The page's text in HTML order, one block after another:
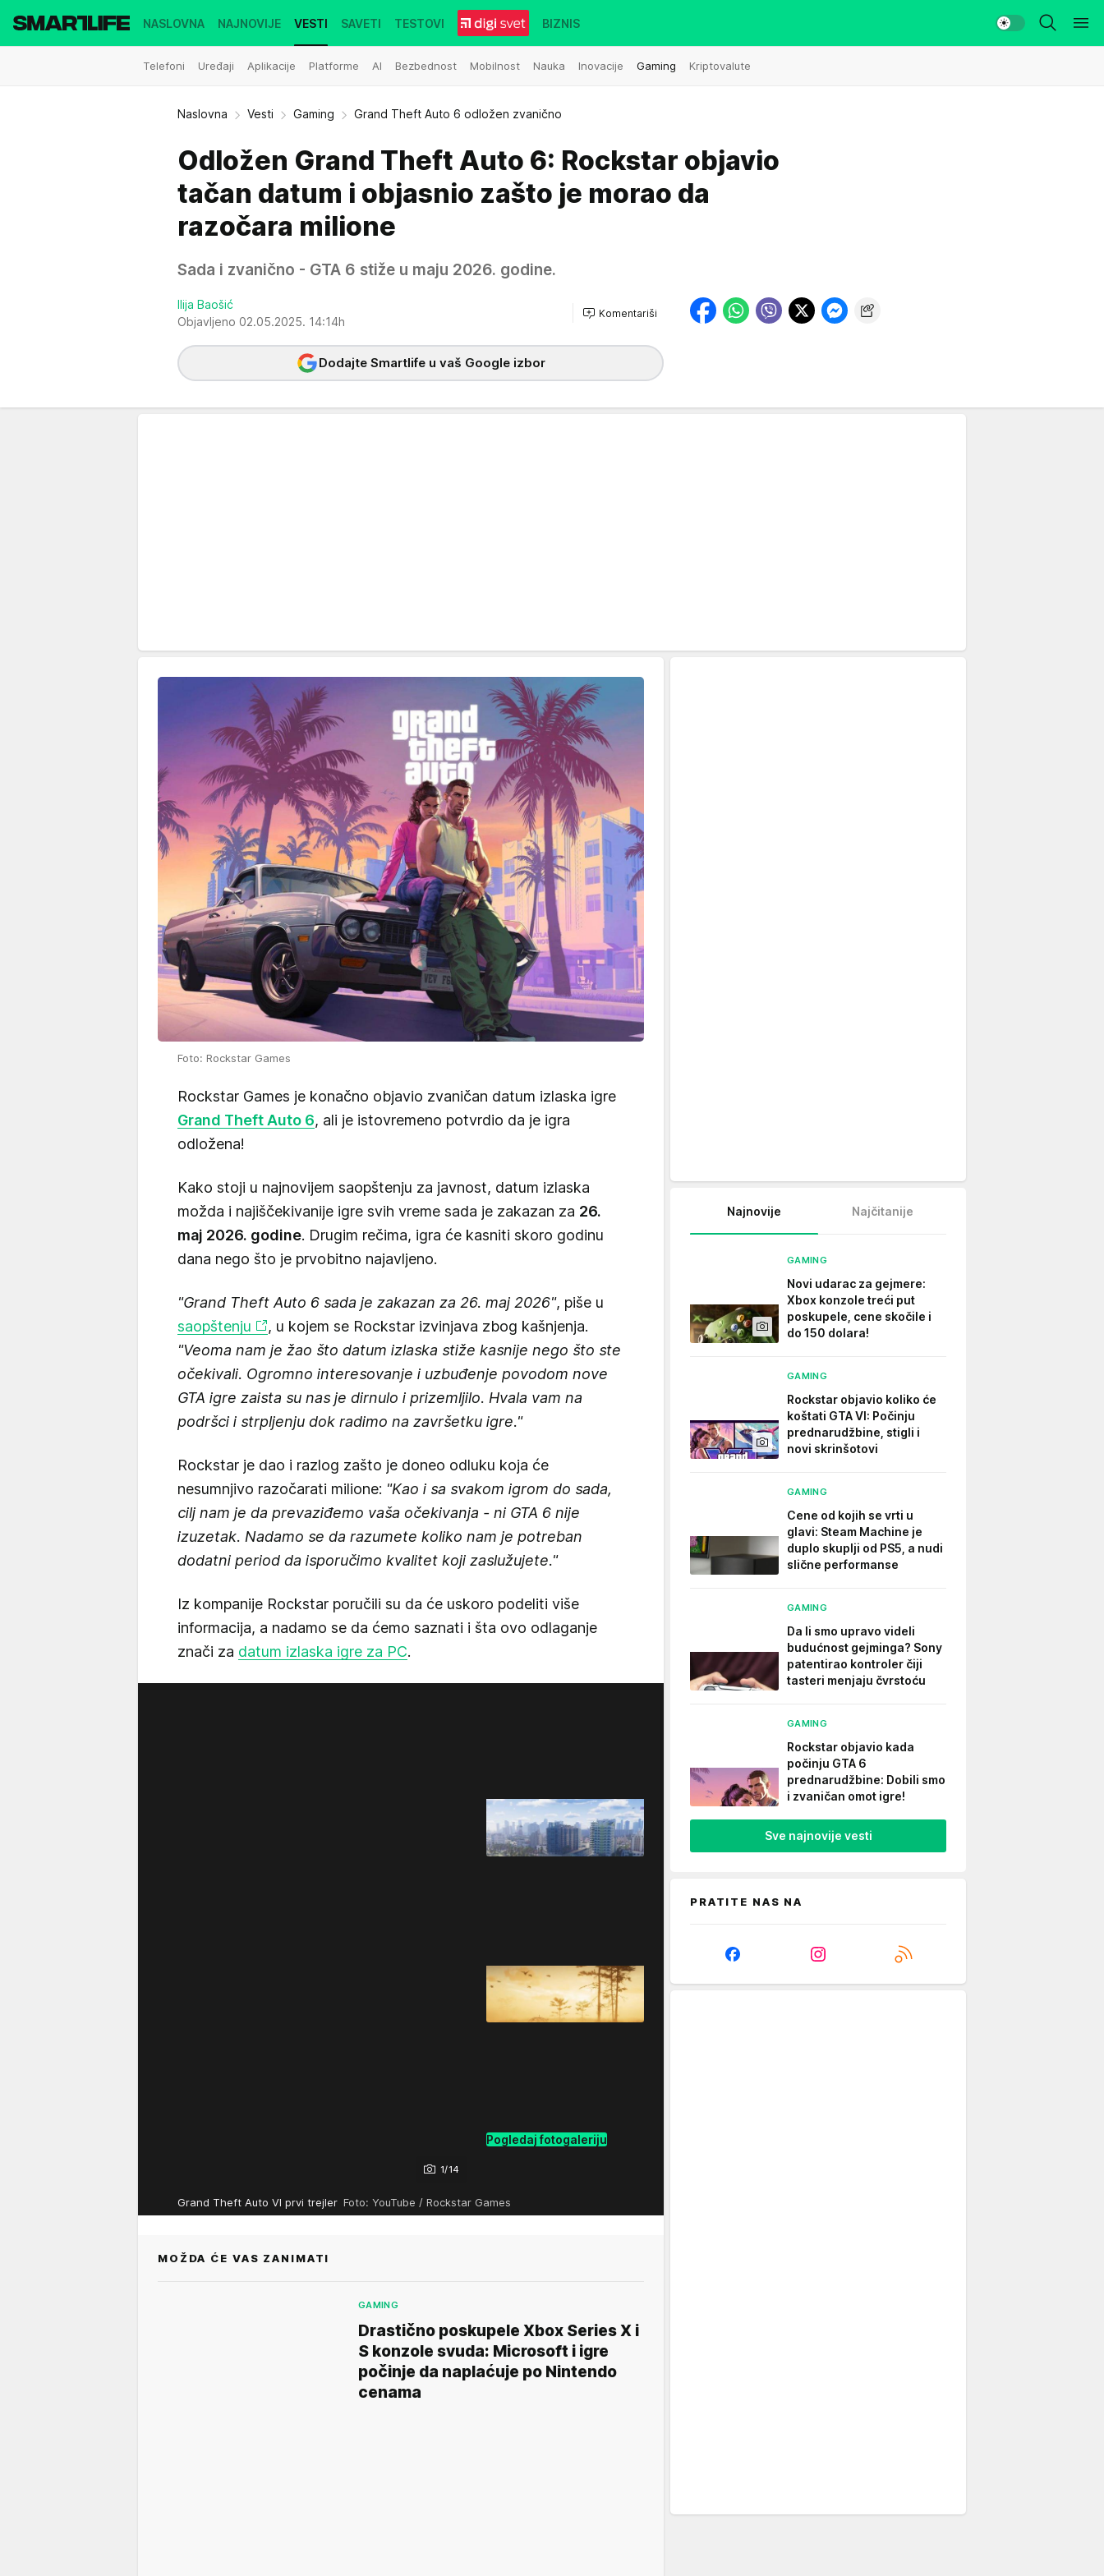
NASLOVNA NAJNOVIJE VESTI
Telefoni Uređaji Aplikacije Platforme AI Bezbednost Mobilnost Nauka Inovacije Gaming Kriptovalute
SAVETI TESTOVI BIZNIS
Naslovna Vesti Gaming Grand Theft Auto 6 odložen zvanično
Odložen Grand Theft Auto 6: Rockstar objavio
tačan datum i objasnio zašto je morao da
razočara milione
Sada i zvanično - GTA 6 stiže u maju 2026. godine.
Ilija Baošić
Objavljeno 02.05.2025. 14:14h
Komentariši
Dodajte Smartlife u vaš Google izbor
Foto: Rockstar Games
Rockstar Games je konačno objavio zvaničan datum izlaska igre
Grand Theft Auto 6, ali je istovremeno potvrdio da je igra
odložena!
Kako stoji u najnovijem saopštenju za javnost, datum izlaska
možda i najiščekivanije igre svih vreme sada je zakazan za 26.
maj 2026. godine. Drugim rečima, igra će kasniti skoro godinu
dana nego što je prvobitno najavljeno.
"Grand Theft Auto 6 sada je zakazan za 26. maj 2026", piše u
saopštenju
, u kojem se Rockstar izvinjava zbog kašnjenja.
"Veoma nam je žao što datum izlaska stiže kasnije nego što ste
očekivali. Ogromno interesovanje i uzbuđenje povodom nove
GTA igre zaista su nas je dirnulo i prizemljilo. Hvala vam na
podršci i strpljenju dok radimo na završetku igre."
Rockstar je dao i razlog zašto je doneo odluku koja će
nesumnjivo razočarati milione: "Kao i sa svakom igrom do sada,
cilj nam je da prevaziđemo vaša očekivanja - ni GTA 6 nije
izuzetak. Nadamo se da razumete koliko nam je potreban
dodatni period da isporučimo kvalitet koji zaslužujete."
Iz kompanije Rockstar poručili su da će uskoro podeliti više
informacija, a nadamo se da ćemo saznati i šta ovo odlaganje
znači za datum izlaska igre za PC.
1/14
Pogledaj fotogaleriju
Grand Theft Auto VI prvi trejler Foto: YouTube / Rockstar Games
MOŽDA ĆE VAS ZANIMATI
GAMING
Drastično poskupele Xbox Series X i
S konzole svuda: Microsoft i igre
počinje da naplaćuje po Nintendo
cenama
Najnovije Najčitanije
GAMING
Novi udarac za gejmere:
Xbox konzole treći put
poskupele, cene skočile i
do 150 dolara!
GAMING
Rockstar objavio koliko će
koštati GTA VI: Počinju
prednarudžbine, stigli i
novi skrinšotovi
GAMING
Cene od kojih se vrti u
glavi: Steam Machine je
duplo skuplji od PS5, a nudi
slične performanse
GAMING
Da li smo upravo videli
budućnost gejminga? Sony
patentirao kontroler čiji
tasteri menjaju čvrstoću
GAMING
Rockstar objavio kada
počinju GTA 6
prednarudžbine: Dobili smo
i zvaničan omot igre!
Sve najnovije vesti
PRATITE NAS NA